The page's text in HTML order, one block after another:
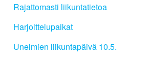
Rajattomasti liikuntatietoa
Harjoittelupaikat
Unelmien liikuntapäivä 10.5.